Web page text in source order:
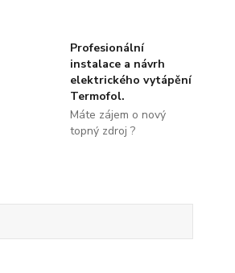
Profesionální
instalace a návrh
elektrického vytápění
Termofol.
Máte zájem o nový
topný zdroj ?